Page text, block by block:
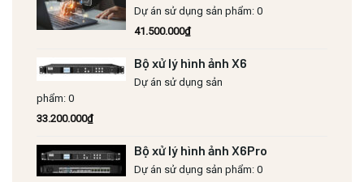
Dự án sử dụng sản phẩm: 0
41.500.000₫
Bộ xử lý hình ảnh X6
Dự án sử dụng sản
phẩm: 0
33.200.000₫
Bộ xử lý hình ảnh X6Pro
Dự án sử dụng sản phẩm: 0